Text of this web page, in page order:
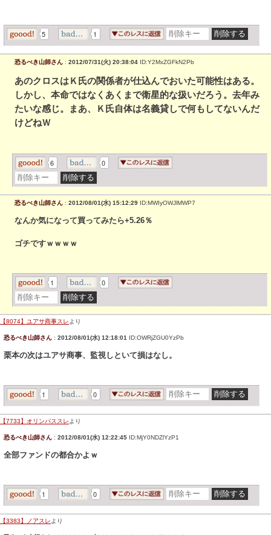
5 1
恐るべき山師さん : 2012/07/31(火) 20:38:04 ID:Y2MxZGFkN2Pb
あのクロスはＫ氏の関係者が仕込んでおいた可能性はある。
しかし、本命ではなくあくまで衛星的な扱いだろう。去年み
たいな感じ。まあ、Ｋ氏自体は名義貸しで何もしてないんだ
けどねＷ
6 0
恐るべき山師さん : 2012/08/01(水) 15:12:29 ID:MWIyOWJlMWP7
なんか気になって買ってみたら+5.26％
ゴチですｗｗｗｗ
1 0
【8074】ユアサ商事スレ より
恐るべき山師さん : 2012/08/01(水) 12:18:01 ID:OWRjZGU0YzPb
栗本の次はユアサ商事、監視しといて損はなし。
1 0
【7733】オリンパススレ より
恐るべき山師さん : 2012/08/01(水) 12:22:45 ID:MjY0NDZlYzP1
全部ファンドの都合かよｗ
1 0
【3383】ノアスレ より